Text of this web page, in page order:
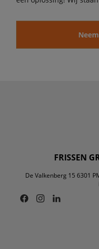
FRISSEN
De Valkenberg 15 6301